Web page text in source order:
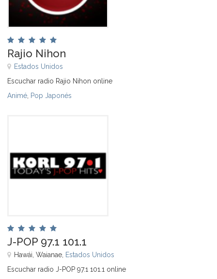
Rajio Nihon
Estados Unidos
Escuchar radio Rajio Nihon online
Animé Pop Japonés
J-POP 97.1 101.1
Hawái, Waianae, Estados Unidos
Escuchar radio J-POP 97.1 101.1 online